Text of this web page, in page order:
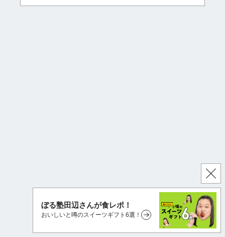
ぼる塾田辺さんが食レポ！
おいしいと噂のスイーツギフト6選！
閉